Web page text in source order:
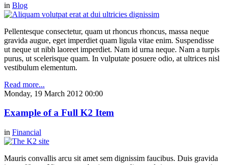
in Blog
Pellentesque consectetur, quam ut rhoncus rhoncus, massa neque
gravida augue, eget imperdiet quam ligula vitae enim. Suspendisse
ut neque ut nibh laoreet imperdiet. Nam id urna neque. Nam a turpis
purus, ut scelerisque quam. In vulputate posuere odio, at ultrices nisl
vestibulum elementum.
Read more...
Monday, 19 March 2012 00:00
Example of a Full K2 Item
in Financial
Mauris convallis arcu sit amet sem dignissim faucibus. Duis gravida